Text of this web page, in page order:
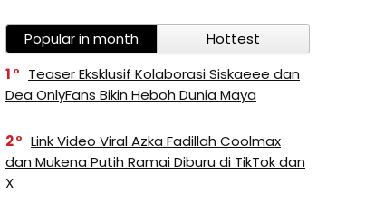
Popular in month
Hottest
1
Teaser Eksklusif Kolaborasi Siskaeee dan
Dea OnlyFans Bikin Heboh Dunia Maya
2
Link Video Viral Azka Fadillah Coolmax
dan Mukena Putih Ramai Diburu di TikTok dan
X